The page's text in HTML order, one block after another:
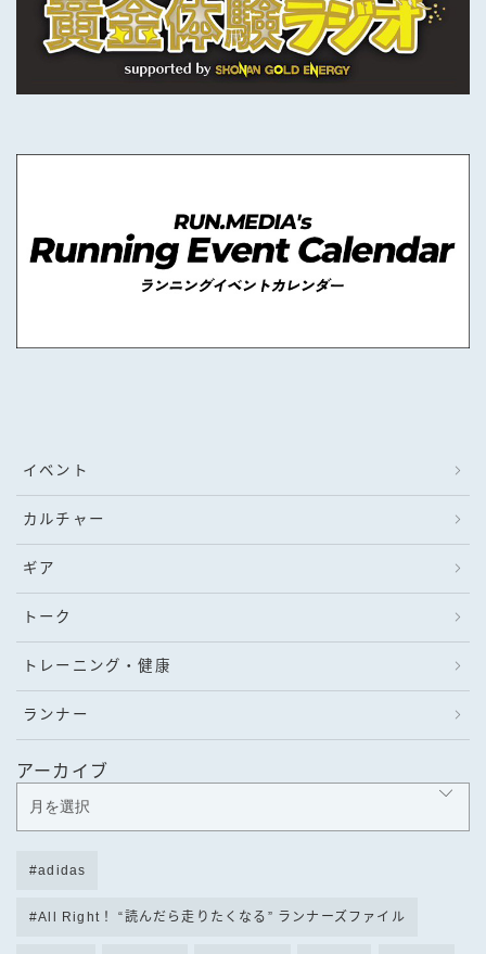
イベント
カルチャー
ギア
トーク
トレーニング・健康
ランナー
アーカイブ
adidas
All Right！ “読んだら走りたくなる” ランナーズファイル